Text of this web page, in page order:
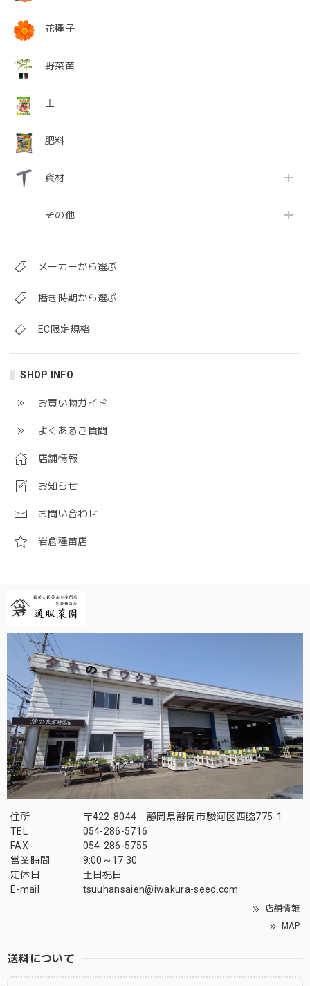
花種子
野菜苗
土
肥料
資材
その他
メーカーから選ぶ
播き時期から選ぶ
EC限定規格
SHOP INFO
お買い物ガイド
よくあるご質問
店舗情報
お知らせ
お問い合わせ
岩倉種苗店
住所
〒422-8044 静岡県静岡市駿河区西脇775-1
TEL
054-286-5716
FAX
054-286-5755
営業時間
9:00～17:30
定休日
土日祝日
E-mail
tsuuhansaien@iwakura-seed.com
店舗情報
MAP
送料について